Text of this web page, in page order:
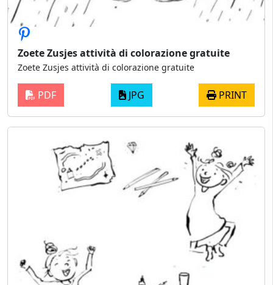
Zoete Zusjes attività di colorazione gratuite
Zoete Zusjes attività di colorazione gratuite
PDF JPG PRINT